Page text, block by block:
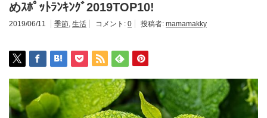
めｽﾎﾟｯﾄﾗﾝｷﾝｸﾞ2019TOP10!
2019/06/11 季節, 生活 コメント: 0 投稿者: mamamakky